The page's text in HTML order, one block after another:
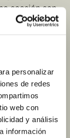
personalizar
de redes
web con
y análisis
información
cocción con
efecto “lluvia
y un
hotelero, ya
para ser